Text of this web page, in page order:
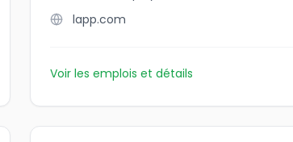
lapp.com
Voir les emplois et détails